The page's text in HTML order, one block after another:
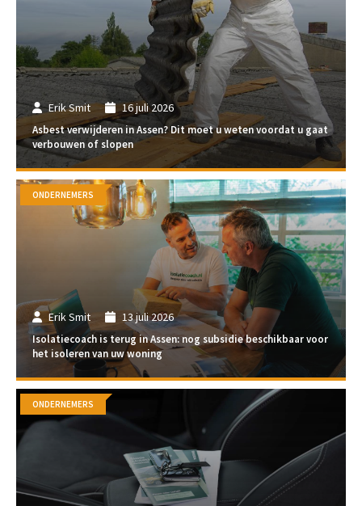
Erik Smit 16 juli 2026
Asbest verwijderen in Assen? Dit moet u weten voordat u gaat
verbouwen of slopen
Erik Smit 13 juli 2026
Isolatiecoach is terug in Assen: nog subsidie beschikbaar voor
het isoleren van uw woning
ONDERNEMERS
ONDERNEMERS